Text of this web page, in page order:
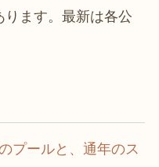
ます。最新は各公
プールと、通年のス